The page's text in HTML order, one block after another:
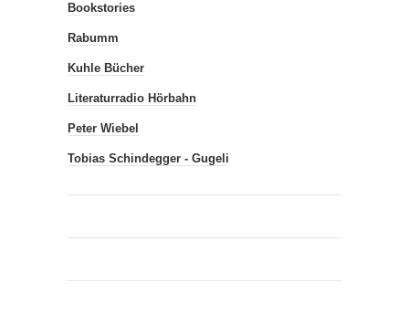
Bookstories
Rabumm
Kuhle Bücher
Literaturradio Hörbahn
Peter Wiebel
Tobias Schindegger - Gugeli